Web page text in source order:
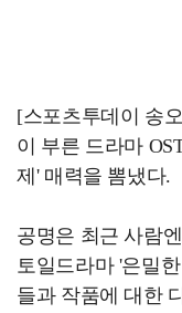
[스포츠투데이 송
이 부른 드라마
제' 매력을 뽐냈다.
공명은 최근 사람
토일드라마 '은밀
들과 작품에 대한